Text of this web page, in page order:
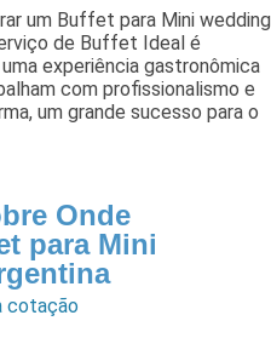
um Buffet para Mini wedding
de Buffet Ideal é
experiência gastronômica
com profissionalismo e
um grande sucesso para o
Onde
para Mini
cotação